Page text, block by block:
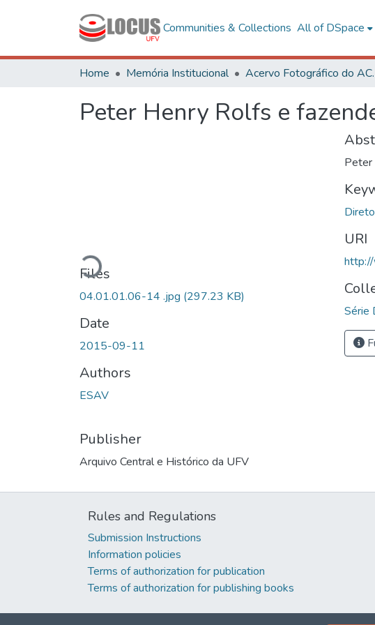
Communities & Collections All of DSpace
Home Memória Institucional Acervo
Peter Henry Rolfs e
Loading...
Files
04.01.01.06-14 .jpg (297.23 KB)
Date
2015-09-11
Authors
ESAV
Publisher
Arquivo Central e Histórico da UFV
Peter
URI
Série
Rules and Regulations
Submission Instructions
Information policies
Terms of authorization for publication
Terms of authorization for publishing books